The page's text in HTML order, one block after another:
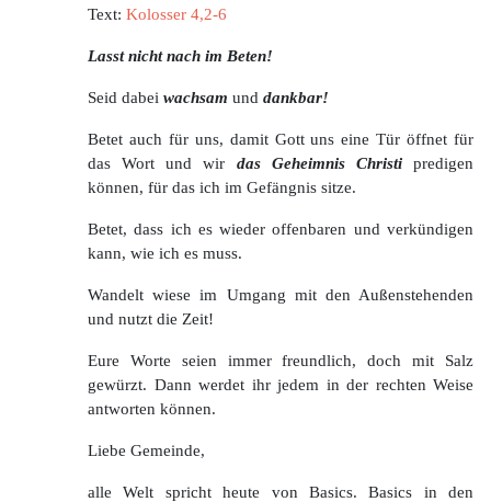
Text: Kolosser 4,2-6
Lasst nicht nach im Beten!
Seid dabei wachsam und dankbar!
Betet auch für uns, damit Gott uns eine Tür öffnet für
das Wort und wir das Geheimnis Christipredigen
können, für das ich im Gefängnis sitze.
Betet, dass ich es wieder offenbaren und verkündigen
kann, wie ich es muss.
Wandelt wiese im Umgang mit den Außenstehenden
und nutzt die Zeit!
Eure Worte seien immer freundlich, doch mit Salz
gewürzt. Dann werdet ihr jedem in der rechten Weise
antworten können.
Liebe Gemeinde,
alle Welt spricht heute von Basics. Basics in den